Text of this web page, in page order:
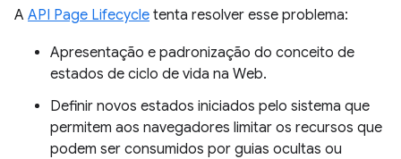
A API Page Lifecycle tenta resolver esse problema:
Apresentação e padronização do conceito de
estados de ciclo de vida na Web.
Definir novos estados iniciados pelo sistema que
permitem aos navegadores limitar os recursos que
podem ser consumidos por guias ocultas ou